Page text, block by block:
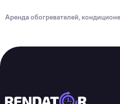
Аренда обогревателей,